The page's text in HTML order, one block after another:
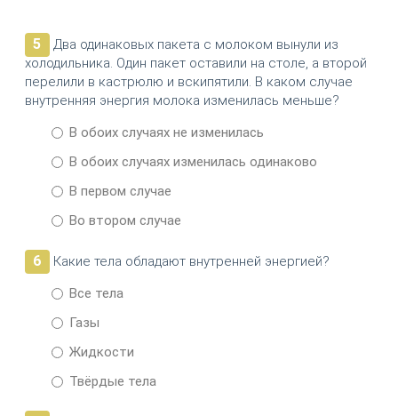
5
Два одинаковых пакета с молоком вынули из
холодильника. Один пакет оставили на столе, а второй
перелили в кастрюлю и вскипятили. В каком случае
внутренняя энергия молока изменилась меньше?
В обоих случаях не изменилась
В обоих случаях изменилась одинаково
В первом случае
Во втором случае
6
Какие тела обладают внутренней энергией?
Все тела
Газы
Жидкости
Твёрдые тела